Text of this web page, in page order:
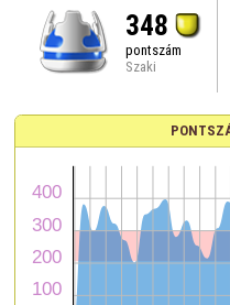
348
pontszám
Szaki